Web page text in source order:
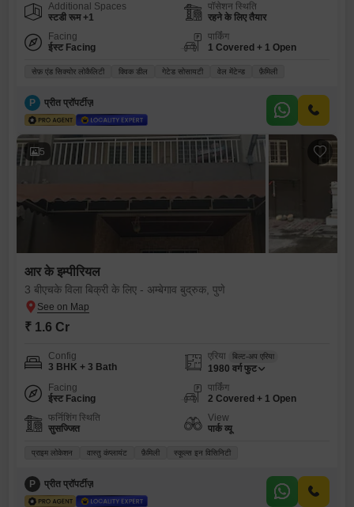
Additional Spaces
स्टडी रूम +1
पॉसेशन स्थिति
रहने के लिए तैयार
Facing
ईस्ट Facing
पार्किंग
1 Covered + 1 Open
सेफ़ एंड सिक्योर लोकैलिटी क्विक डील गेटेड सोसायटी वेल मेंटेन्ड फ़ैमिली
P प्रीत प्रॉपर्टीज़
5
आर के इम्पीरियल
3 बीएचके विला बिक्री के लिए - अम्बेगाव बुद्रुक, पुणे
₹ 1.6 Cr
Config
3 BHK + 3 Bath
एरिया बिल्ट-अप एरिया
1980 वर्ग फुट
Facing
ईस्ट Facing
पार्किंग
2 Covered + 1 Open
फर्निशिंग स्थिति
सुसज्जित
View
पार्क व्यू
प्राइम लोकेशन वास्तु कंप्लायंट फ़ैमिली स्कूल्स इन विसिनिटी
P प्रीत प्रॉपर्टीज़